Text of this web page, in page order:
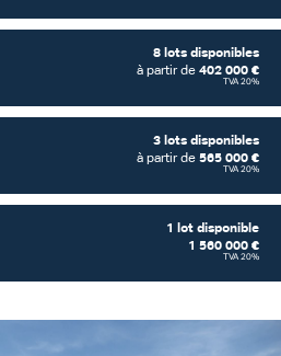
8 lots disponibles
à partir de 402 000 €
TVA 20%
3 lots disponibles
à partir de 565 000 €
TVA 20%
1 lot disponible
1 560 000 €
TVA 20%